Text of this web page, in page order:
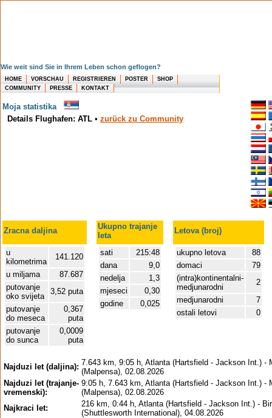
Wie weit sind Sie in Ihrem Leben schon geflogen?
HOME VORSCHAU REGISTRIEREN POSTER
SHOP
COMMUNITY
PRESSE KONTAKT
Moja statistika
Details Flughafen: ATL • zurück zu Community
Zracna daljina
Ukupno trajanje
leta
Letova (broj)
u
kilometrima
141.120
u miljama
87.687
putovanje
oko svijeta
3,52 puta
putovanje
do meseca
0,367
puta
putovanje
do sunca
0,0009
puta
sati
215:48
dana
9,0
nedelja
1,3
mjeseci
0,30
godine
0,025
ukupno letova
88
domaci
79
(intra)kontinentalni-
medjunarodni
2
medjunarodni
7
ostali letovi
0
Najduzi let (daljina): 7.643 km, 9:05 h, Atlanta (Hartsfield - Jackson Int.) -
(Malpensa), 02.08.2026
Najduzi let (trajanje-
vremenski):
9:05 h, 7.643 km, Atlanta (Hartsfield - Jackson Int.) -
(Malpensa), 02.08.2026
Najkraci let:
216 km, 0:44 h, Atlanta (Hartsfield - Jackson Int.) -
(Shuttlesworth International), 04.08.2026